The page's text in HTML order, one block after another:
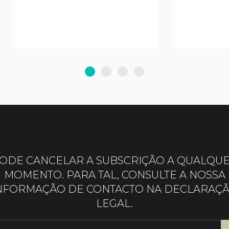
CANCELAR A SUBSCRIÇÃO A
MOMENTO. PARA TAL, CONSULTE A NOSSA
DE CONTACTO NA
LEGAL.